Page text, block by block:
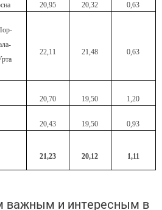
20,95 20,32 0,63
22,11 21,48 0,63
20,70 19,50 1,20
20,43 19,50 0,93
21,23 20,12 1,11
важным и интересным в